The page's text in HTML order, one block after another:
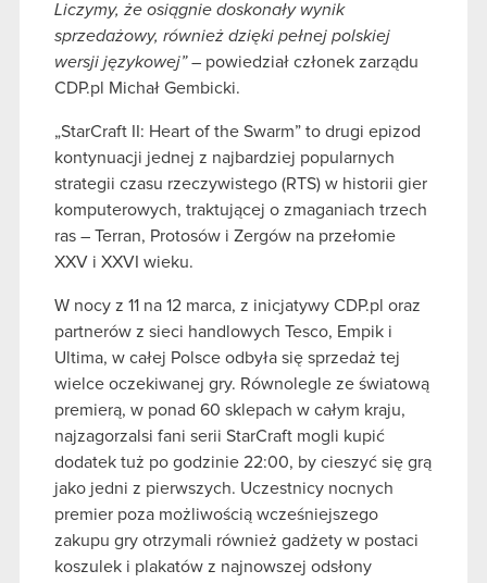
Liczymy, że osiągnie doskonały wynik
sprzedażowy, również dzięki pełnej polskiej
wersji językowej”– powiedział członek zarządu
CDP.pl Michał Gembicki.
„StarCraft II: Heart of the Swarm” to drugi epizod
kontynuacji jednej z najbardziej popularnych
strategii czasu rzeczywistego (RTS) w historii gier
komputerowych, traktującej o zmaganiach trzech
ras – Terran, Protosów i Zergów na przełomie
XXV i XXVI wieku.
W nocy z 11 na 12 marca, z inicjatywy CDP.pl oraz
partnerów z sieci handlowych Tesco, Empik i
Ultima, w całej Polsce odbyła się sprzedaż tej
wielce oczekiwanej gry. Równolegle ze światową
premierą, w ponad 60 sklepach w całym kraju,
najzagorzalsi fani serii StarCraft mogli kupić
dodatek tuż po godzinie 22:00, by cieszyć się grą
jako jedni z pierwszych. Uczestnicy nocnych
premier poza możliwością wcześniejszego
zakupu gry otrzymali również gadżety w postaci
koszulek i plakatów z najnowszej odsłony